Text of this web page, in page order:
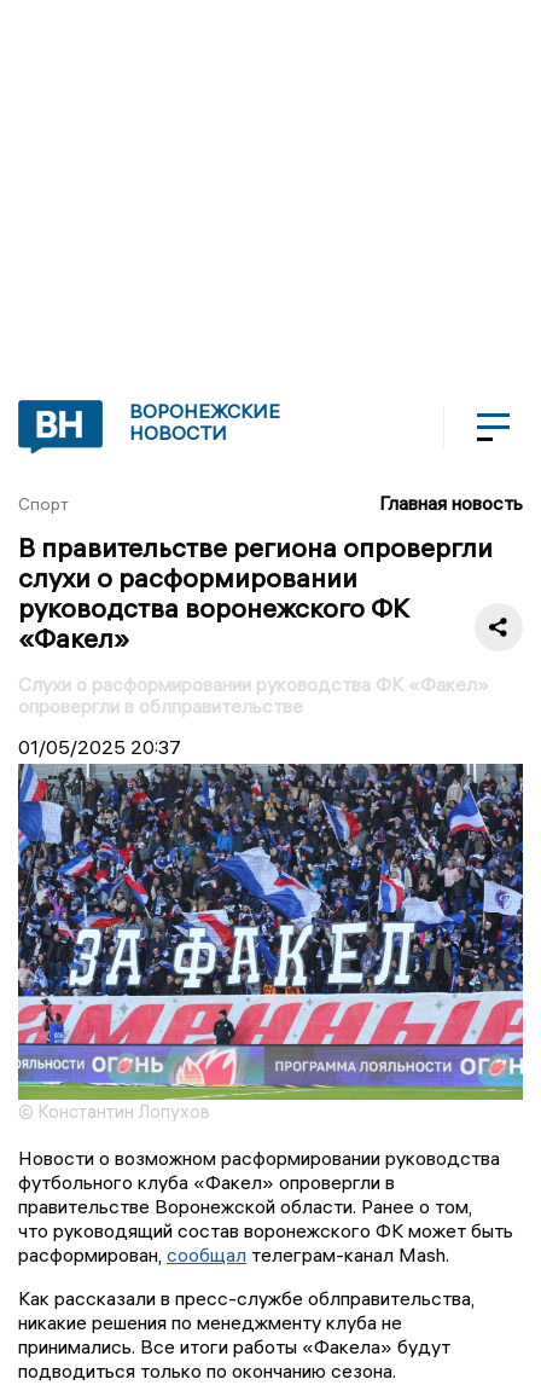
ВОРОНЕЖСКИЕ
НОВОСТИ
Спорт Главная новость
В правительстве региона опровергли
слухи о расформировании
руководства воронежского ФК
«Факел»
Слухи о расформировании руководства ФК «Факел»
опровергли в облправительстве
01/05/2025 20:37
© Константин Лопухов
Новости о возможном расформировании руководства
футбольного клуба «Факел» опровергли в
правительстве Воронежской области. Ранее о том,
что руководящий состав воронежского ФК может быть
расформирован, сообщал телеграм-канал Mash.
Как рассказали в пресс-службе облправительства,
никакие решения по менеджменту клуба не
принимались. Все итоги работы «Факела» будут
подводиться только по окончанию сезона.